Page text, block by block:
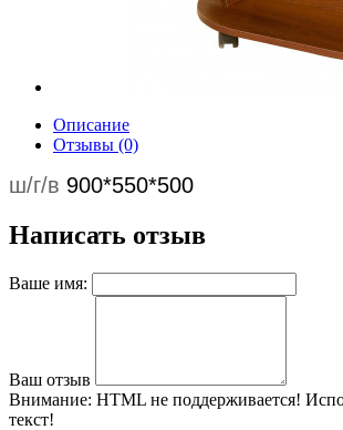
Описание
Отзывы (0)
ш/г/в 900*550*500
Написать отзыв
Ваше имя:
Ваш отзыв
Внимание: HTML не поддерживается!
текст!